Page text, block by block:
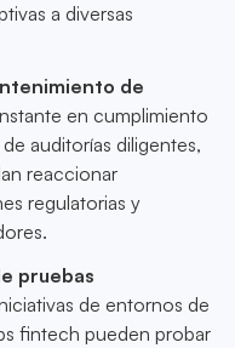
a diversas
de
en cumplimiento
auditorías diligentes,
reaccionar
regulatorias y
pruebas
de entornos de
fintech pueden probar